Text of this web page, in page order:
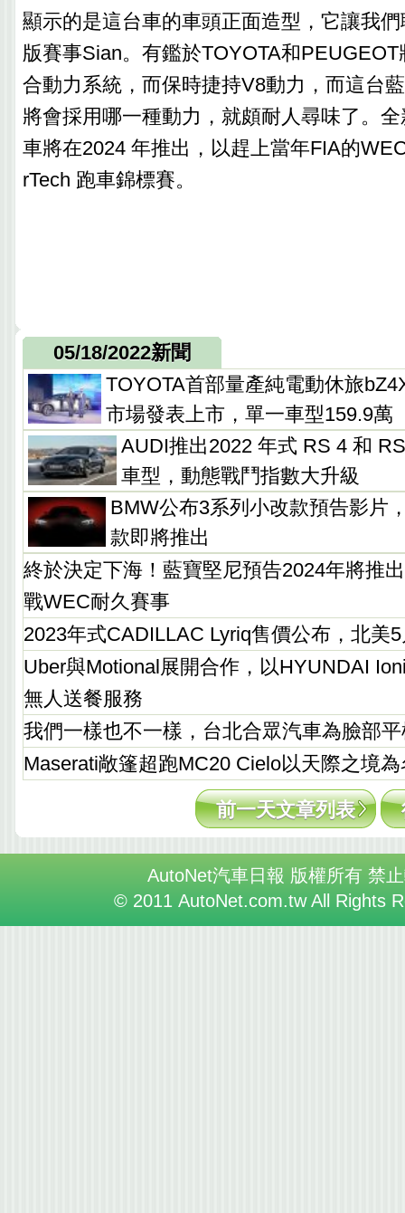
顯示的是這台車的車頭正面造型，它讓我
版賽事Sian。有鑑於TOYOTA和
合動力系統，而保時捷持V8動力，而這台
將會採用哪一種動力，就頗耐人尋味了。
車將在2024 年推出，以趕上當年FIA的
rTech 跑車錦標賽。
05/18/2022新聞
TOYOTA首部量產純電動休旅
市場發表上市，單一車型159.9萬
AUDI推出2022 年式 RS 4 和
車型，動態戰鬥指數大升級
BMW公布3系列小改款預告影片
款即將推出
終於決定下海！藍寶堅尼預告2024年將推
戰WEC耐久賽事
2023年式CADILLAC Lyriq售價公布，北美
Uber與Motional展開合作，以HYUNDAI
無人送餐服務
我們一樣也不一樣，台北合眾汽車為臉部
Maserati敞篷超跑MC20 Cielo以天際之境
前一天文章列表
AutoNet汽車日報 版權所有 禁
© 2011 AutoNet.com.tw All Rights